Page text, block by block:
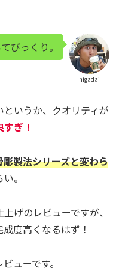
higadai
びっくり。
いうか、クオリティが
ぎ！
製法シリーズと変わら
。
げのレビューですが、
度高くなるはず！
ューです。